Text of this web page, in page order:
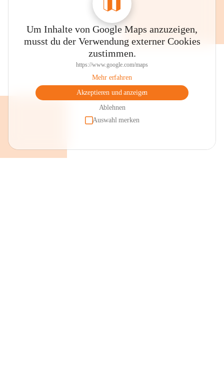
Um Inhalte von Google Maps anzuzeigen,
musst du der Verwendung externer Cookies
zustimmen.
https://www.google.com/maps
Mehr erfahren
Akzeptieren und anzeigen
Ablehnen
Auswahl merken